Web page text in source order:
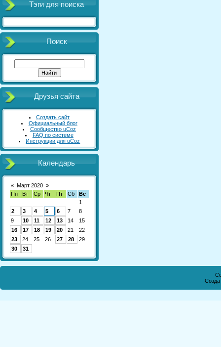
Тэги для поиска
Поиск
Друзья сайта
Создать сайт
Официальный блог
Сообщество uCoz
FAQ по системе
Инструкции для uCoz
Календарь
« Март 2020 »
Пн
Вт Ср Чт Пт Сб
Вс
1
2
3 4 5 6 7
8
9
10 11 12 13 14
15
16
17 18 19 20 21
22
23
24 25 26 27 28
29
30
31